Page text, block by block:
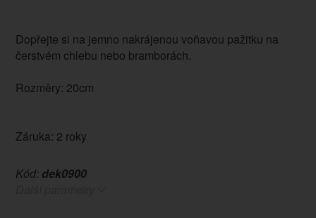
Dopřejte si na jemno nakrájenou voňavou pažitku na
čerstvém chlebu nebo bramborách.
Rozměry: 20cm
Záruka: 2 roky
Kód: dek0900